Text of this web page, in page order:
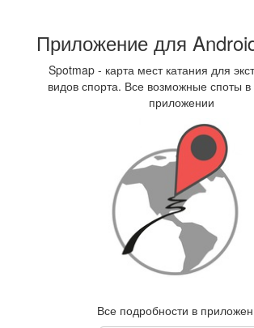
Приложение для
Spotmap - карта мест катания для
видов спорта. Все возможные споты
приложении
Все подробности в